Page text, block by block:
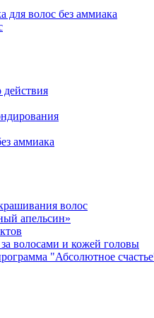
для волос без аммиака
аммиака
волос
апельсин»
волосами и кожей головы
"Абсолютное